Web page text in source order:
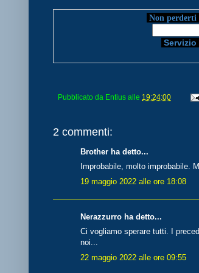
Non
Pubblicato da Entius alle 19:24:00
2 commenti:
Brother ha detto...
Improbabile, molto improbabile.
19 maggio 2022 alle ore 18:08
Nerazzurro ha detto...
Ci vogliamo sperare tutti. I
noi...
22 maggio 2022 alle ore 09:55